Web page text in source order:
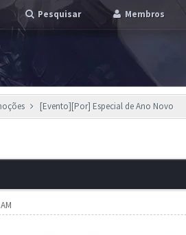
Pesquisar Membros
[Evento][Por] Especial de Ano Novo